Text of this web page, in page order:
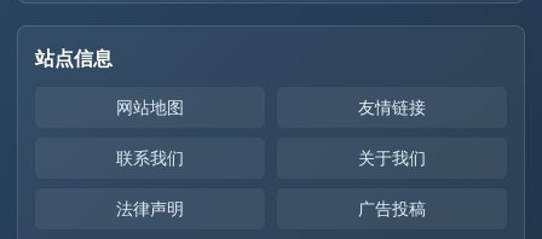
站点信息
网站地图 友情链接
联系我们 关于我们
法律声明 广告投稿